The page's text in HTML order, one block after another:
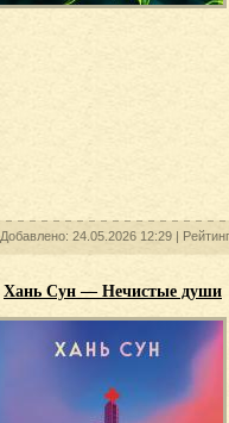
Добавлено: 24.05.2026 12:29 |
Хань Сун — Нечистые души